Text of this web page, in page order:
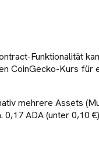
Funktionalität
CoinGecko-Kurs für
mehrere Assets
ADA (unter 0,10